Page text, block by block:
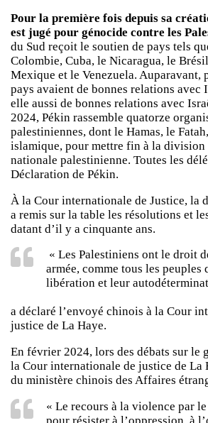
Pour la première fois depuis sa
est jugé pour génocide contre les
du Sud reçoit le soutien de pays tels
Colombie, Cuba, le Nicaragua, le
Mexique et le Venezuela. Auparavant,
pays avaient de bonnes relations avec
elle aussi de bonnes relations avec
2024, Pékin rassemble quatorze
palestiniennes, dont le Hamas, le
islamique, pour mettre fin à la division
nationale palestinienne. Toutes les
Déclaration de Pékin.
À la Cour internationale de Justice, la
a remis sur la table les résolutions et
datant d’il y a cinquante ans.
« Les Palestiniens ont le droit
armée, comme tous les
libération et leur
a déclaré l’envoyé chinois à la Cour
justice de La Haye.
En février 2024, lors des débats sur le
la Cour internationale de justice de La
du ministère chinois des Affaires
« Le recours à la violence par